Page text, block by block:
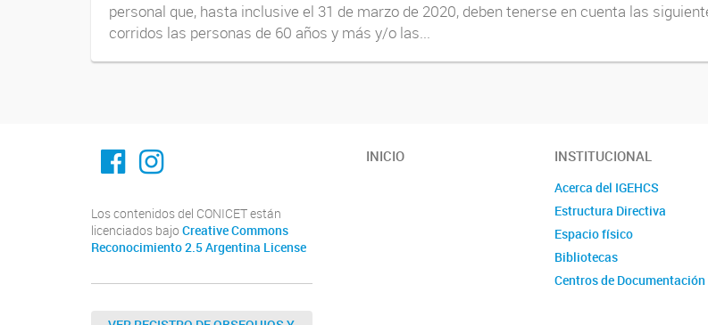
personal que, hasta inclusive el 31 de marzo de 2020, deben tenerse en cuenta las
corridos las personas de 60 años y más y/o las...
Facebook
Instagram
Los contenidos del CONICET están
licenciados bajo Creative Commons
Reconocimiento 2.5 Argentina License
INICIO INSTITUCIONAL
Acerca del IGEHCS
Estructura Directiva
Espacio físico
Bibliotecas
Centros de Documentación